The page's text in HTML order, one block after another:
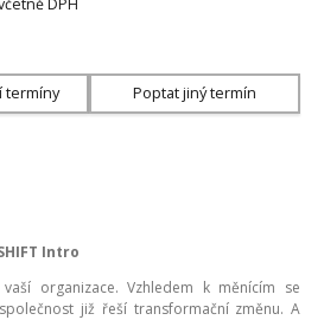
termíny Poptat jiný termín
Intro
organizace. Vzhledem k měnícím se
již řeší transformační změnu. A